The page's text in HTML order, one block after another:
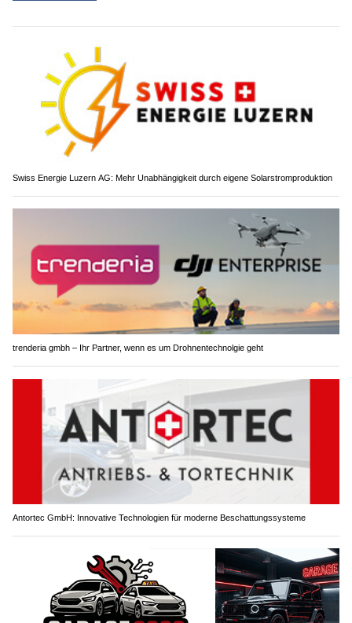
Swiss Energie Luzern AG: Mehr Unabhängigkeit durch eigene Solarstromproduktion
trenderia gmbh – Ihr Partner, wenn es um Drohnentechnolgie geht
Antortec GmbH: Innovative Technologien für moderne Beschattungssysteme